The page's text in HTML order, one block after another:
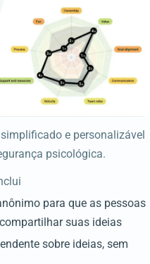
e personalizável
psicológica.
para que as pessoas
suas ideias
sobre ideias, sem